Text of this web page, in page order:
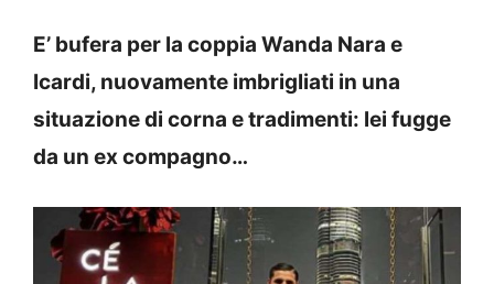
E’ bufera per la coppia Wanda Nara e
Icardi, nuovamente imbrigliati in una
situazione di corna e tradimenti: lei fugge
da un ex compagno…